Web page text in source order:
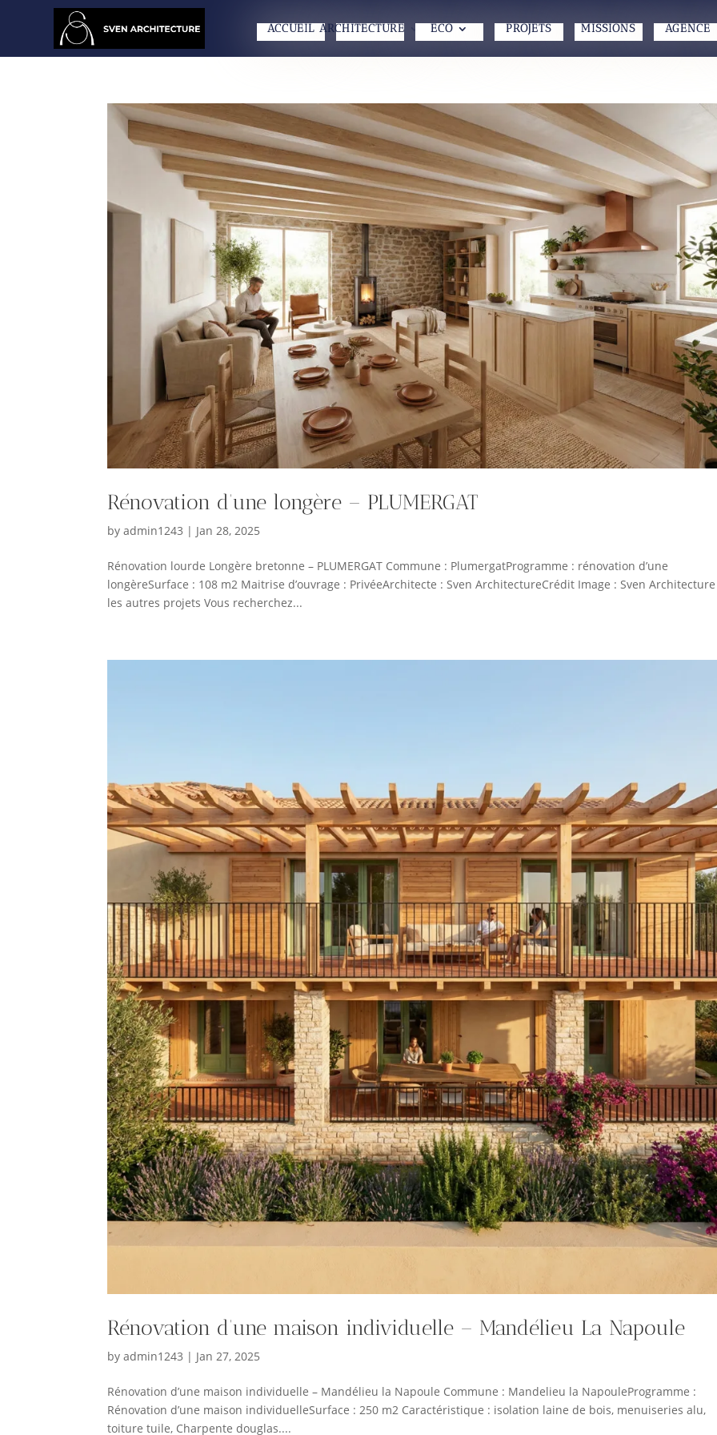
ACCUEIL ARCHITECTURE ECO PROJETS MISSIONS AGENCE
Rénovation d’une longère – PLUMERGAT
byadmin1243 | Jan 28, 2025
Rénovation lourde Longère bretonne – PLUMERGAT Commune : PlumergatProgramme : rénovation d’une
longèreSurface : 108 m2 Maitrise d’ouvrage : PrivéeArchitecte : Sven ArchitectureCrédit Image : Sven
les autres projets Vous recherchez...
Rénovation d’une maison individuelle – Mandélieu La Napoule
byadmin1243 | Jan 27, 2025
Rénovation d’une maison individuelle – Mandélieu la Napoule Commune : Mandelieu la NapouleProgramme :
Rénovation d’une maison individuelleSurface : 250 m2 Caractéristique : isolation laine de bois, menuiseries alu,
toiture tuile, Charpente douglas....